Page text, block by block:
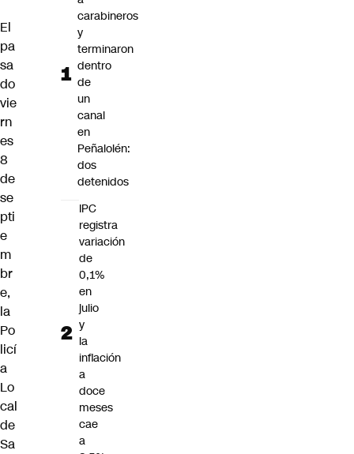
El
pa
sa
do
vie
rn
es
8
de
se
pti
e
m
br
e,
la
Po
licí
a
Lo
cal
de
Sa
carabineros
y
terminaron
dentro
de
un
canal
en
Peñalolén:
dos
detenidos
IPC
registra
variación
de
0,1%
en
julio
y
la
inflación
a
doce
meses
cae
a